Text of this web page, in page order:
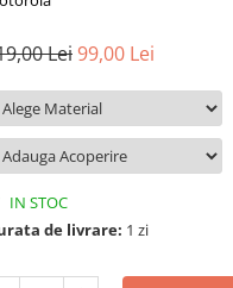
Lei99,00 Lei
IN STOC
de livrare: 1 zi